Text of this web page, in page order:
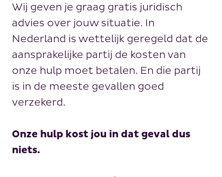
Wij geven je graag gratis juridisch
advies over jouw situatie. In
Nederland is wettelijk geregeld dat de
aansprakelijke partij de kosten van
onze hulp moet betalen. En die partij
is in de meeste gevallen goed
verzekerd.
Onze hulp kost jou in dat geval dus
niets.